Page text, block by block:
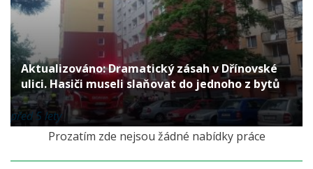
Aktualizováno: Dramatický zásah v Dřínovské
ulici. Hasiči museli slaňovat do jednoho z bytů
před 5 lety
Prozatím zde nejsou žádné nabídky práce